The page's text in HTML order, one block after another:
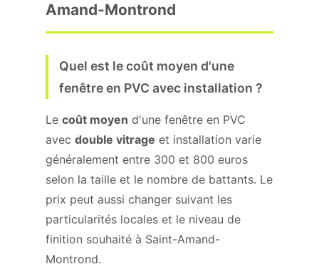
Amand-Montrond
Quel est le coût moyen d'une
fenêtre en PVC avec installation ?
Le coût moyen d'une fenêtre en PVC
avec double vitrage et installation varie
généralement entre 300 et 800 euros
selon la taille et le nombre de battants. Le
prix peut aussi changer suivant les
particularités locales et le niveau de
finition souhaité à Saint-Amand-
Montrond.